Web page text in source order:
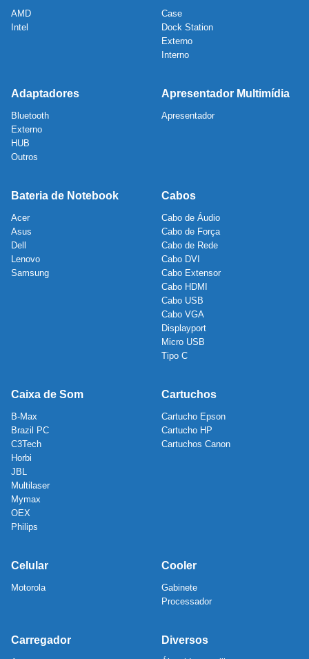
AMD
Intel
Case
Dock Station
Externo
Interno
Adaptadores
Bluetooth
Externo
HUB
Outros
Apresentador Multimídia
Apresentador
Bateria de Notebook
Acer
Asus
Dell
Lenovo
Samsung
Cabos
Cabo de Áudio
Cabo de Força
Cabo de Rede
Cabo DVI
Cabo Extensor
Cabo HDMI
Cabo USB
Cabo VGA
Displayport
Micro USB
Tipo C
Caixa de Som
B-Max
Brazil PC
C3Tech
Horbi
JBL
Multilaser
Mymax
OEX
Philips
Cartuchos
Cartucho Epson
Cartucho HP
Cartuchos Canon
Celular
Motorola
Cooler
Gabinete
Processador
Carregador Diversos